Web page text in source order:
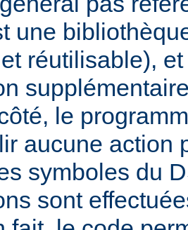
une
réutilisable),
le
aucune action
symboles du
sont